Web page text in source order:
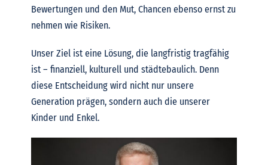
Bewertungen und den Mut, Chancen ebenso ernst zu
nehmen wie Risiken.
Unser Ziel ist eine Lösung, die langfristig tragfähig
ist – finanziell, kulturell und städtebaulich. Denn
diese Entscheidung wird nicht nur unsere
Generation prägen, sondern auch die unserer
Kinder und Enkel.